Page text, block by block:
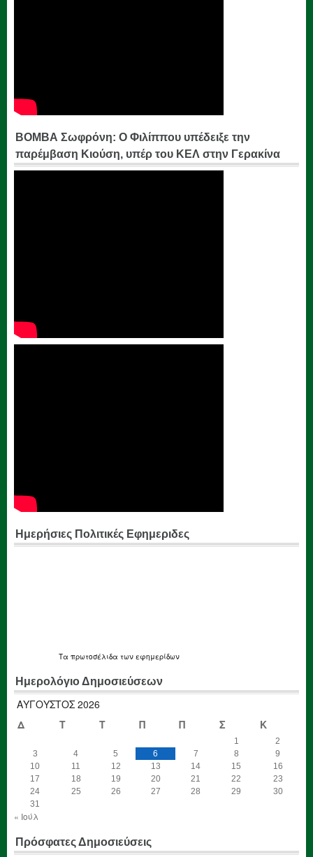
ΒΟΜΒΑ Σωφρόνη: Ο Φιλίππου υπέδειξε την
παρέμβαση Κιούση, υπέρ του ΚΕΛ στην Γερακίνα
Ημερήσιες Πολιτικές Εφημεριδες
Τα πρωτοσέλιδα των εφημερίδων
Ημερολόγιο Δημοσιεύσεων
ΑΎΓΟΥΣΤΟΣ 2026
Δ
Τ Τ Π Π Σ Κ
1
2
3
4 5 6 7 8
9
10
11 12 13 14 15
16
17
18 19 20 21 22
23
24
25 26 27 28 29
30
31
« Ιούλ
Πρόσφατες Δημοσιεύσεις